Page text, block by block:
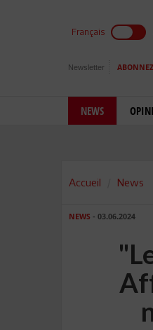
Français
Newsletter
NEWS
Accueil News
NEWS - 03.06.2024